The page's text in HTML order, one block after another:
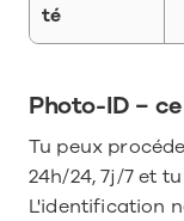
té
Photo-ID −
Tu peux
24h/24, 7j/7 et
L'identification